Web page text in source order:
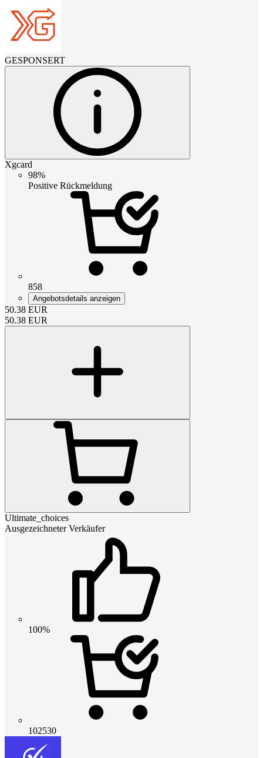
GESPONSERT
Xgcard
98%
Positive Rückmeldung
858
Angebotsdetails anzeigen
50.38 EUR
50.38 EUR
Ultimate_choices
Ausgezeichneter Verkäufer
100%
102530